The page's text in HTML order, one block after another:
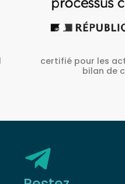
et
Habilité Inrs sous